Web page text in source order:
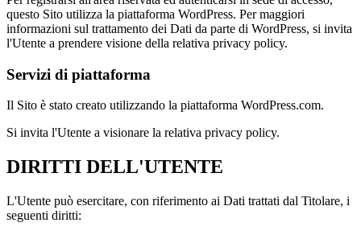
questo Sito utilizza la piattaforma WordPress. Per maggiori
informazioni sul trattamento dei Dati da parte di WordPress, si invita
l'Utente a prendere visione della relativa privacy policy.
Servizi di piattaforma
Il Sito è stato creato utilizzando la piattaforma WordPress.com.
Si invita l'Utente a visionare la relativa privacy policy.
DIRITTI DELL'UTENTE
L'Utente può esercitare, con riferimento ai Dati trattati dal Titolare, i
seguenti diritti: